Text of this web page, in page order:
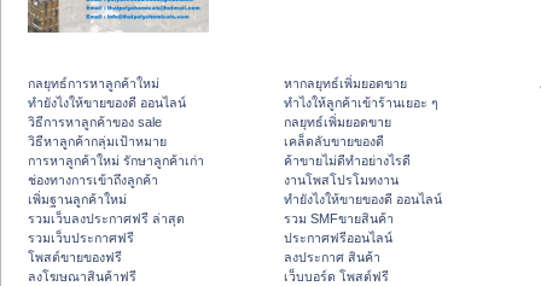
กลยุทธ์การหาลูกค้าใหม่
ทํายังไงให้ขายของดี ออนไลน์
วิธีการหาลูกค้าของ sale
วิธีหาลูกค้ากลุ่มเป้าหมาย
การหาลูกค้าใหม่ รักษาลูกค้าเก่า
ช่องทางการเข้าถึงลูกค้า
เพิ่มฐานลูกค้าใหม่
รวมเว็บลงประกาศฟรี ล่าสุด
รวมเว็บประกาศฟรี
โพสต์ขายของฟรี
ลงโฆษณาสินค้าฟรี
หากลยุทธ์เพิ่มยอดขาย
ทําไงให้ลูกค้าเข้าร้านเยอะ ๆ
กลยุทธ์เพิ่มยอดขาย
เคล็ดลับขายของดี
ค้าขายไม่ดีทำอย่างไรดี
งานโพสโปรโมทงาน
ทํายังไงให้ขายของดี ออนไลน์
รวม SMFขายสินค้า
ประกาศฟรีออนไลน์
ลงประกาศ สินค้า
เว็บบอร์ด โพสต์ฟรี